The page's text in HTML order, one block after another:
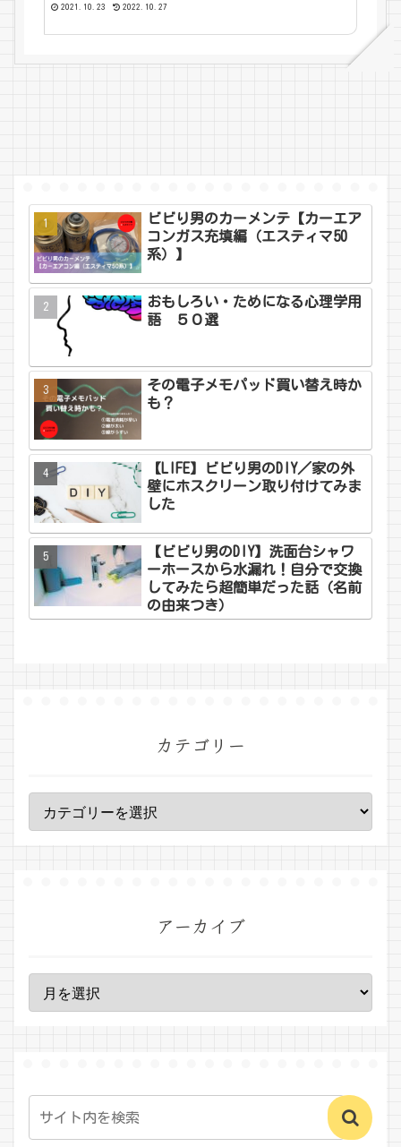
2021.10.23 2022.10.27
ビビり男のカーメンテ【カーエア
コンガス充填編（エスティマ50
系）】
おもしろい・ためになる心理学用
語 ５０選
その電子メモパッド買い替え時か
も？
【LIFE】ビビり男のDIY／家の外
壁にホスクリーン取り付けてみま
した
【ビビり男のDIY】洗面台シャワ
ーホースから水漏れ！自分で交換
してみたら超簡単だった話（名前
の由来つき）
カテゴリー
アーカイブ